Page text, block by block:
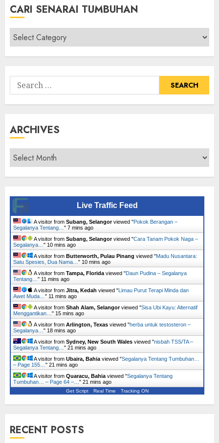
CARI SENARAI TUMBUHAN
Cari
Senarai
Tumbuhan
Search
for:
ARCHIVES
Archives
Live Traffic Feed
A visitor from Subang, Selangorviewed "Pokok Berangan –
Segalanya Tentang… " 7 mins ago
A visitor from Subang, Selangorviewed "Cara Tanam Pokok Naga –
Segalanya… " 10 mins ago
A visitor from Butterworth, Pulau Pinang viewed "Madu Nusantara:
Satu Spesies, Dua Nama… " 10 mins ago
A visitor from Tampa, Florida viewed "Daun Pudina – Segalanya
Tentang… " 11 mins ago
A visitor from Jitra, Kedah viewed "Limau Purut Terapi Minda dan
Awet Muda… " 11 mins ago
A visitor from Shah Alam, Selangorviewed "Sisa Ubi Kayu: Alternatif
Menggantikan… " 15 mins ago
A visitor from Arlington, Texas viewed "herba untuk testosteron –
Segalanya… " 18 mins ago
A visitor from Sydney, New South Wales viewed "nisbah TSS/TA –
Segalanya Tentang… " 21 mins ago
A visitor from Ubaira, Bahia viewed "Segalanya Tentang Tumbuhan…
– Page 155… " 21 mins ago
A visitor from Quaracu, Bahia viewed "Segalanya Tentang
Tumbuhan… – Page 64 –… " 21 mins ago
Get Script Real Time Tracking ON
RECENT POSTS